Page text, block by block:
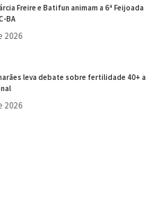
Freire e Batifun animam a 6ª Feijoada
BA
2026
leva debate sobre fertilidade 40+ a
2026